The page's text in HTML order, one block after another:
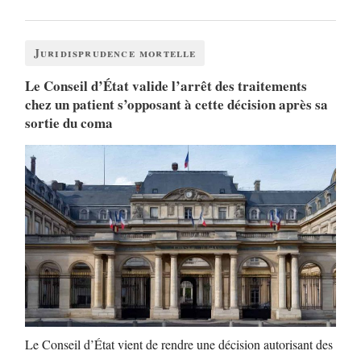
Juridisprudence mortelle
Le Conseil d’État valide l’arrêt des traitements
chez un patient s’opposant à cette décision après sa
sortie du coma
Le Conseil d’État vient de rendre une décision autorisant des